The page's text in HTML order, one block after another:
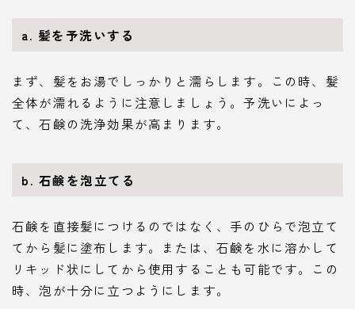
a. 髪を予洗いする
まず、髪をお湯でしっかりと濡らします。この時、髪
全体が濡れるように注意しましょう。予洗いによっ
て、石鹸の洗浄効果が高まります。
b. 石鹸を泡立てる
石鹸を直接髪につけるのではなく、手のひらで泡立て
てから髪に塗布します。または、石鹸を水に溶かして
リキッド状にしてから使用することも可能です。この
時、泡が十分に立つようにします。